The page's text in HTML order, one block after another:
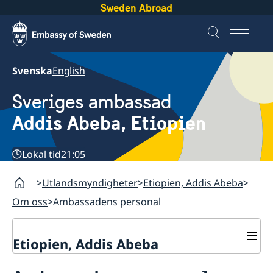
Sweden Abroad
SvenskaEnglish
Sveriges ambassad
Addis Abeba, Etiopien
Lokal tid21:05
Utlandsmyndigheter Etiopien, Addis Abeba
Om oss Ambassadens personal
Etiopien, Addis Abeba